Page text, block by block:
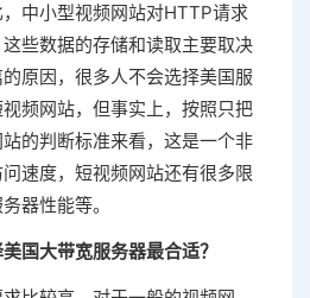
中小型视频网站对HTTP请求
些数据的存储和读取主要取决
原因，很多人不会选择美国服
频网站，但事实上，按照只把
的判断标准来看，这是一个非
速度，短视频网站还有很多限
器性能等。
国大带宽服务器最合适？